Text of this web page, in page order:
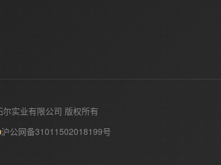
版权所有
沪公网备31011502018199号